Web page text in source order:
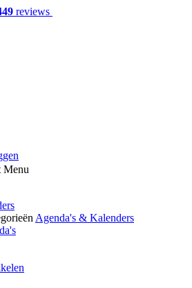
reviews
Menu
Agenda's & Kalenders